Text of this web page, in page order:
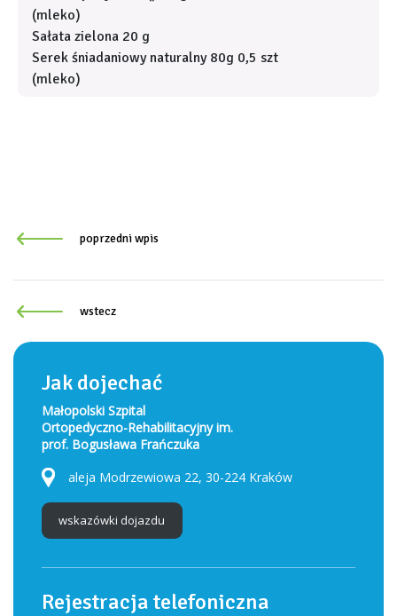
(mleko)
Sałata zielona 20 g
Serek śniadaniowy naturalny 80g 0,5 szt
(mleko)
poprzedni wpis
wstecz
Jak dojechać
Małopolski Szpital
Ortopedyczno-Rehabilitacyjny im.
prof. Bogusława Frańczuka
aleja Modrzewiowa 22, 30-224 Kraków
wskazówki dojazdu
Rejestracja telefoniczna